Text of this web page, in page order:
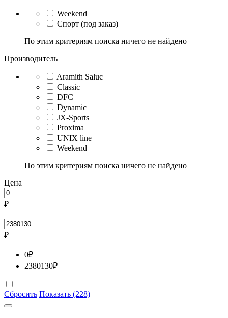
Weekend
Спорт (под заказ)
По этим критериям поиска ничего не найдено
Производитель
Aramith Saluc
Classic
DFC
Dynamic
JX-Sports
Proxima
UNIX line
Weekend
По этим критериям поиска ничего не найдено
Цена
₽
–
₽
0₽
2380130₽
Сбросить Показать (228)